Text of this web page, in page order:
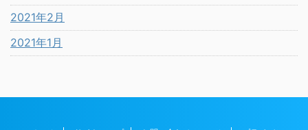
2021年2月
2021年1月